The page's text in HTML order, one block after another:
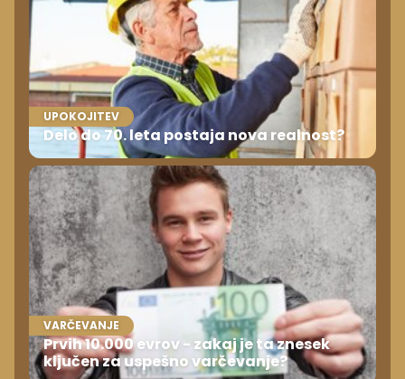
UPOKOJITEV
Delo do 70. leta postaja nova realnost?
VARČEVANJE
Prvih 10.000 evrov - zakaj je ta znesek
ključen za uspešno varčevanje?